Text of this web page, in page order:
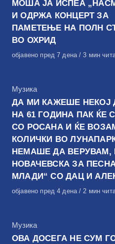
МОША ЈА ИСПЕА
И ОДРЖА КОНЦЕРТ ЗА
ПАМЕТЕЊЕ НА ПОЛН
ВО ОХРИД
Објавено
објавено пред 7 дена 3 мин
КАтегорија
Музика
ДА МИ КАЖЕШЕ НЕКОЈ
НА 61 ГОДИНА ПАК ЌЕ
СО РОСАНА И ЌЕ
КОЛИЧКИ ВО
НЕМАШЕ ДА ВЕРУВАМ,
НОВАЧЕВСКА ЗА
МЛАДИ“ СО ДАЦ И
Објавено
објавено пред 4 дена 2 мин
КАтегорија
Музика
ОВА ДОСЕГА НЕ СУМ